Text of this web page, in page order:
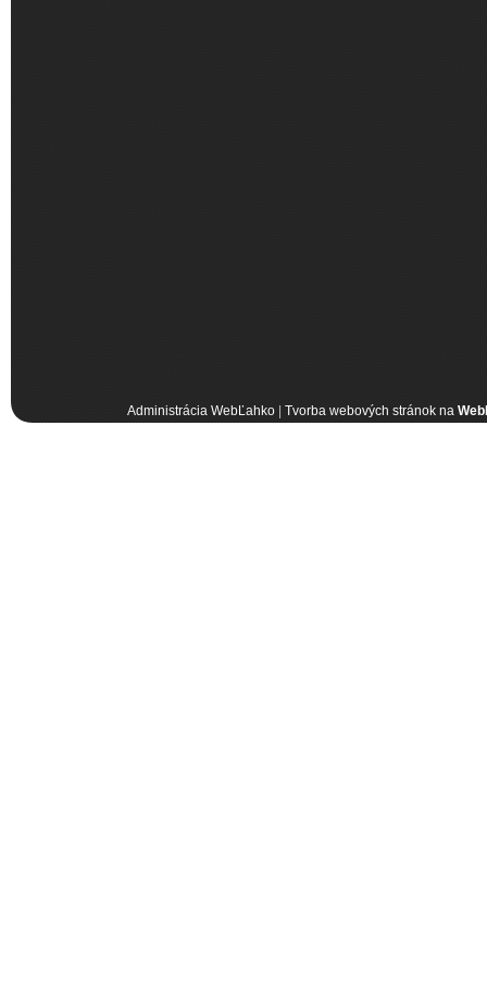
Administrácia WebĽahko| Tvorba webových stránok na